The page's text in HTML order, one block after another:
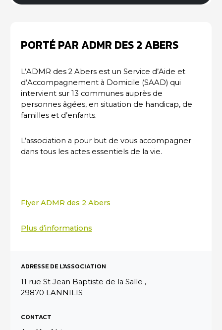
PORTÉ PAR ADMR DES 2 ABERS
L’ADMR des 2 Abers est un Service d’Aide et
d’Accompagnement à Domicile (SAAD) qui
intervient sur 13 communes auprès de
personnes âgées, en situation de handicap, de
familles et d’enfants.
L’association a pour but de vous accompagner
dans tous les actes essentiels de la vie.
Flyer ADMR des 2 Abers
Plus d’informations
ADRESSE DE L'ASSOCIATION
11 rue St Jean Baptiste de la Salle ,
29870 LANNILIS
CONTACT